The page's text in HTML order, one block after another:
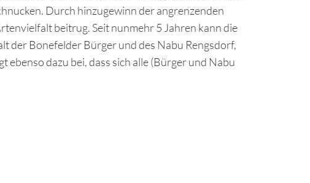
Durch hinzugewinn der angrenzenden
beitrug. Seit nunmehr 5 Jahren kann die
der Bonefelder Bürger und des Nabu Rengsdorf,
dazu bei, dass sich alle (Bürger und Nabu